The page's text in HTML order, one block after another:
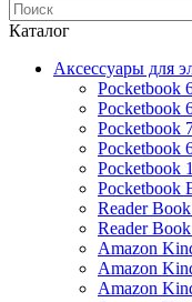
Каталог
Аксессуары для
Pocketbook
Pocketbook
Pocketbook
Pocketbook
Pocketbook
Pocketbook
Reader Book
Reader
Amazon
Amazon
Amazon